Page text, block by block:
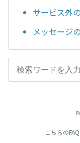
サービス外
メッセージ
こちらの